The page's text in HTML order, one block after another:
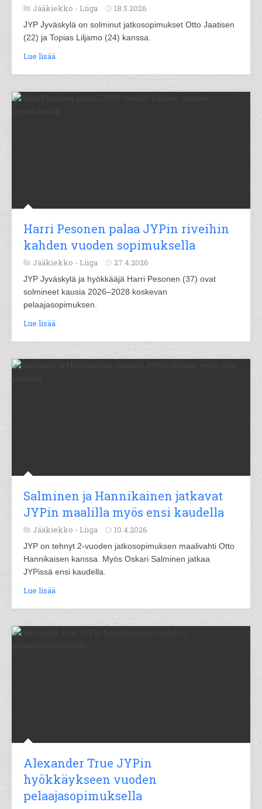
Jääkiekko - Liiga 18.5.2026
JYP Jyväskylä on solminut jatkosopimukset Otto Jaatisen
(22) ja Topias Liljamo (24) kanssa.
Lue lisää
Harri Pesonen palaa JYPin riveihin
kahden vuoden sopimuksella
Jääkiekko - Liiga 27.4.2026
JYP Jyväskylä ja hyökkääjä Harri Pesonen (37) ovat
solmineet kausia 2026–2028 koskevan
pelaajasopimuksen.
Lue lisää
Salminen ja Hannikainen jatkavat
JYPin maalilla myös ensi kaudella
Jääkiekko - Liiga 10.4.2026
JYP on tehnyt 2-vuoden jatkosopimuksen maalivahti Otto
Hannikaisen kanssa. Myös Oskari Salminen jatkaa
JYPissä ensi kaudella.
Lue lisää
Alexander True JYPin
hyökkäykseen vuoden
pelaajasopimuksella